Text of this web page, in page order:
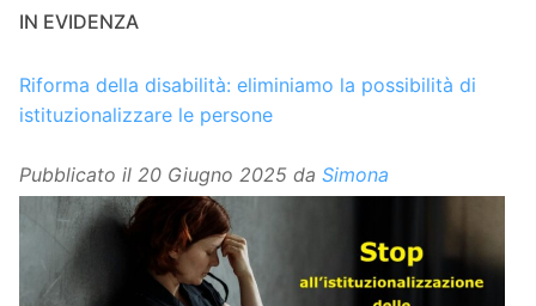
IN EVIDENZA
Riforma della disabilità: eliminiamo la possibilità di
istituzionalizzare le persone
Pubblicato il 20 Giugno 2025 da Simona